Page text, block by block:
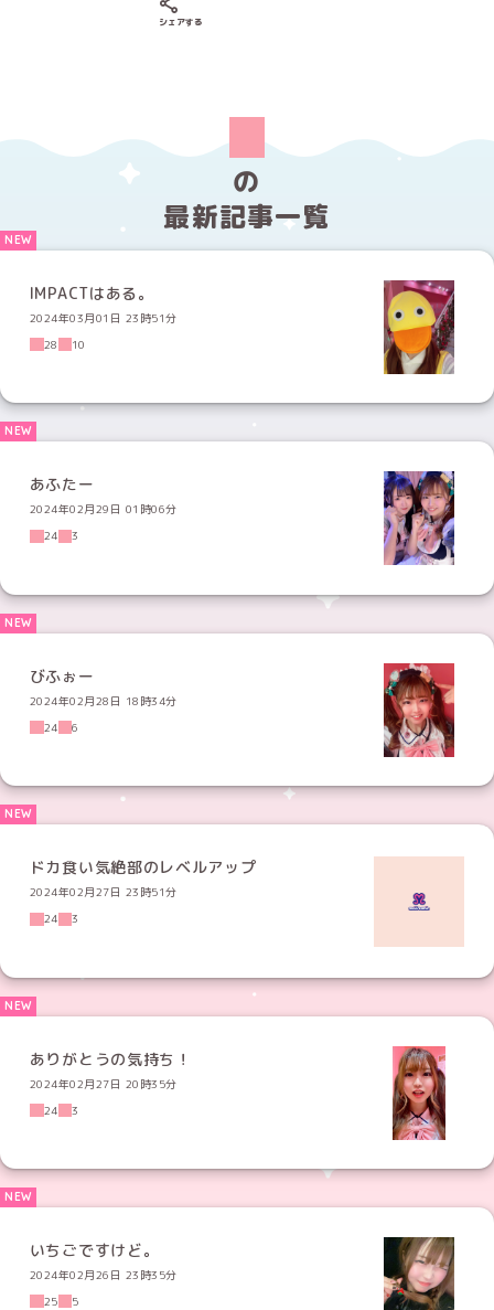
シェアする
の
最新記事一覧
IMPACTはある。
2024年03月01日 23時51分
28
10
あふたー
2024年02月29日 01時06分
24
3
びふぉー
2024年02月28日 18時34分
24
6
ドカ食い気絶部のレベルアップ
2024年02月27日 23時51分
24
3
ありがとうの気持ち！
2024年02月27日 20時35分
24
3
いちごですけど。
2024年02月26日 23時35分
25
5